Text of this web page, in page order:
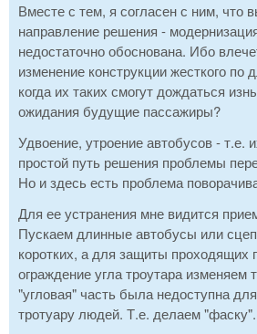
Вместе с тем, я согласен с ним, что
направление решения -
недостаточно обоснована. Ибо
изменение конструкции жесткого по
когда их таких смогут дождаться
ожидания будущие пассажиры?
Удвоение, утроение автобусов - т.е.
простой путь решения проблемы
Но и здесь есть проблема
Для ее устранения мне видится
Пускаем длинные автобусы или
коротких, а для защиты проходящих
ограждение угла троутара изменяем
"угловая" часть была недоступна
тротуару людей. Т.е. делаем "фаску".